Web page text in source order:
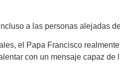
a las personas alejadas
el Papa Francisco
con un mensaje capaz